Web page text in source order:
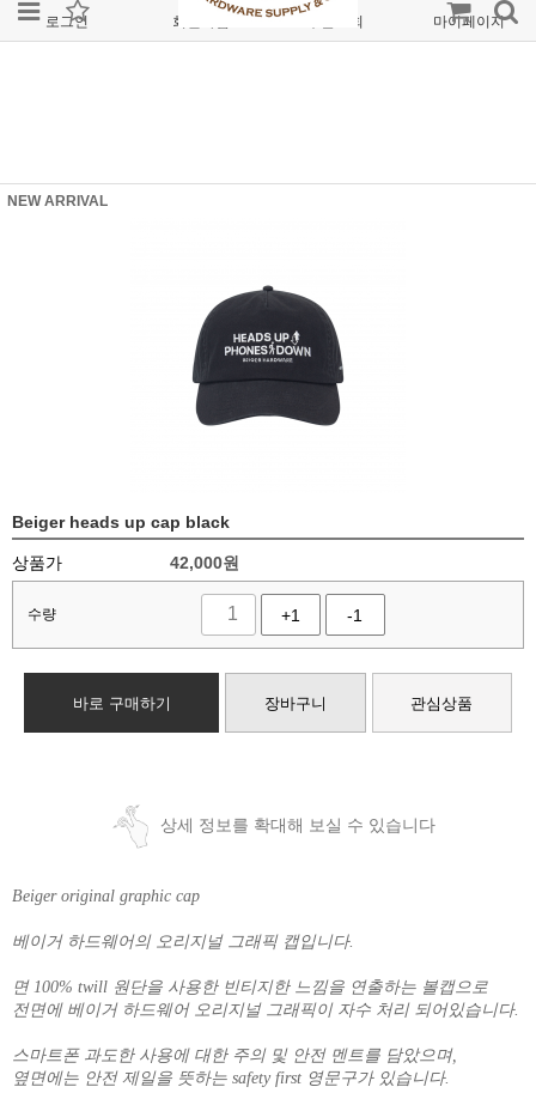
로그인 회원가입 주문조회 마이페이지
NEW ARRIVAL
Beiger heads up cap black
상품가 42,000원
수량 +1 -1
바로 구매하기 장바구니 관심상품
상세 정보를 확대해 보실 수 있습니다
Beiger original graphic cap
베이거 하드웨어의 오리지널 그래픽 캡입니다.
면 100% twill 원단을 사용한 빈티지한 느낌을 연출하는 볼캡으로
전면에 베이거 하드웨어 오리지널 그래픽이 자수 처리 되어있습니다.
스마트폰 과도한 사용에 대한 주의 및 안전 멘트를 담았으며,
옆면에는 안전 제일을 뜻하는 safety first 영문구가 있습니다.